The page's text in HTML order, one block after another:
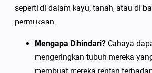
seperti di dalam kayu, tanah, atau di
permukaan.
Mengapa Dihindari? Cahaya
mengeringkan tubuh mereka
membuat mereka rentan